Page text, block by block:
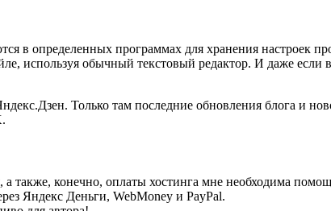
в определенных программах для хранения настроек
используя обычный текстовый редактор. И даже
Только там последние обновления блога и
также, конечно, оплаты хостинга мне необходима
Яндекс Деньги, WebMoney и PayPal.